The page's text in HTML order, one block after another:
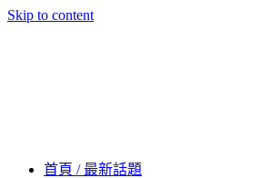
Skip to content
首頁 / 最新話題